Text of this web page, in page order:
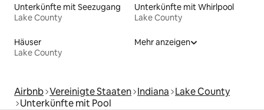
Unterkünfte mit Seezugang
Lake County
Unterkünfte mit Whirlpool
Lake County
Häuser
Lake County
Mehr anzeigen
Airbnb Vereinigte Staaten Indiana Lake County
Unterkünfte mit Pool